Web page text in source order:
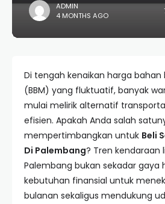
ADMIN
4 MONTHS AGO
Di tengah kenaikan harga bahan
(BBM) yang fluktuatif, banyak
mulai melirik alternatif
efisien. Apakah Anda salah
mempertimbangkan untuk Beli
Di Palembang? Tren kendaraan
Palembang bukan sekadar gaya
kebutuhan finansial untuk
bulanan sekaligus mendukung